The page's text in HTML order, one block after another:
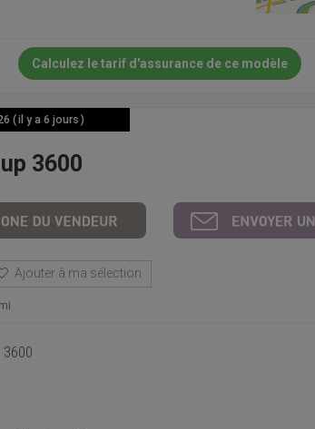
Calculez le tarif d'assurance de ce modèle
( il y a 6 jours )
3600
Ajouter à ma sélection